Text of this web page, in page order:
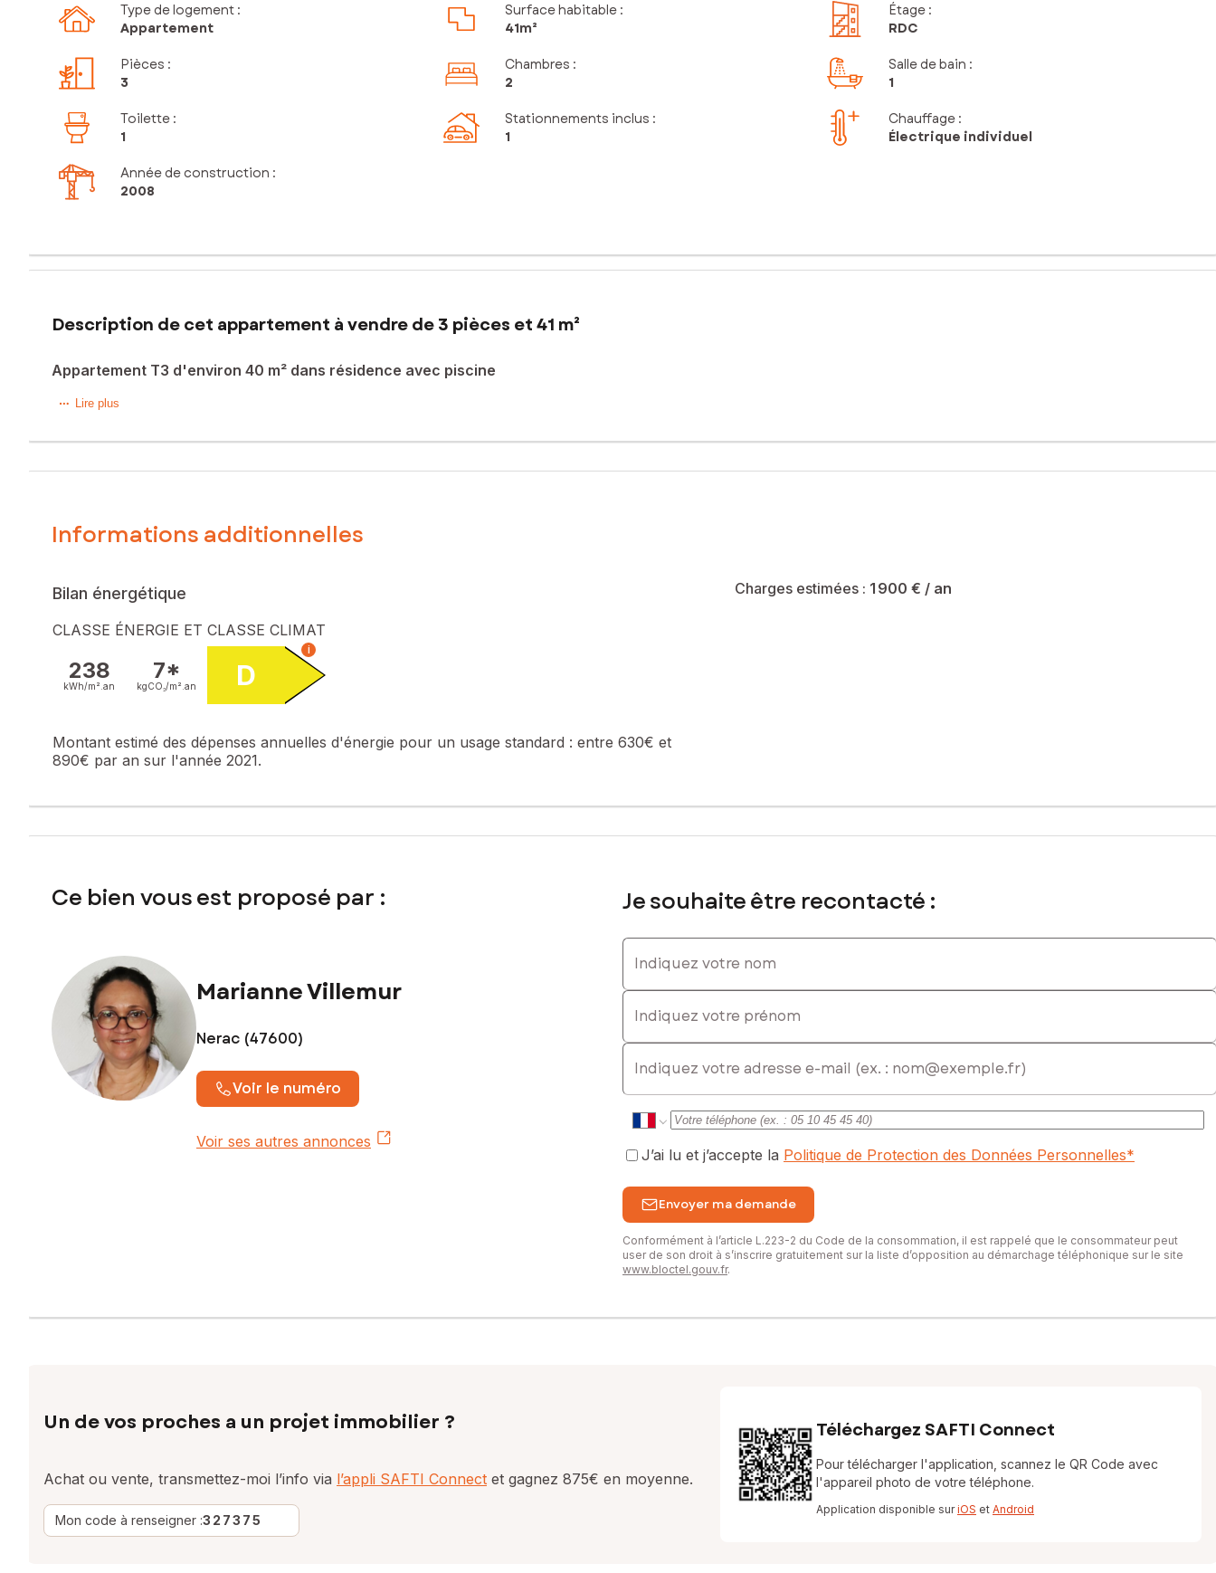
Type de logement :
Appartement
Surface habitable :
41m²
Étage :
RDC
Pièces :
3
Chambres :
2
Salle de bain :
1
Toilette :
1
Stationnements inclus :
1
Chauffage :
Électrique individuel
Année de construction :
2008
Description de cet appartement à vendre de 3 pièces et 41 m²
Appartement T3 d'environ 40 m² dans résidence avec piscine
À seulement 10 minutes de Nérac, découvrez ce lumineux appartement de type T3 d'environ 40 m² habitables, situé en rez-de-chaussée, au sein d’une résidence avec piscine.
Il se compose d’un séjour avec cuisine ouverte, de 2 chambres, d’une salle de bains, ainsi que de WC séparés. Vous profiterez également d’une agréable terrasse et d’un jardinet privatif.
Une place de parking complète ce bien.
pas l'objet d'une procédure citée à l'article L. 721-1 du code de la construction et de l'habitation).
Prix de vente : 60 000 €
Honoraires charge vendeur
Contactez votre conseiller SAFTI : Marianne VILLEMUR, Tél. : 0637231740, E-mail : marianne.villemur@safti.fr - EI - Agent commercial immatriculé au RSAC de Agen sous le numéro 991103524
Lire plus
Informations additionnelles
Bilan énergétique
CLASSE ÉNERGIE ET CLASSE CLIMAT
238
kWh/m². an
7*
kgCO₂/m². an D
i
Montant estimé des dépenses annuelles d'énergie pour un usage standard : entre 630€ et
890€ par an sur l'année 2021.
Charges estimées : 1 900 € / an
Ce bien vous est proposé par :
Marianne Villemur
Nerac (47600)
Voir le numéro
Voir ses autres annonces
Je souhaite être recontacté :
Indiquez votre nom
Indiquez votre prénom
E-mail
J’ai lu et j’accepte la Politique de Protection des Données Personnelles*
Envoyer ma demande
Conformément à l’article L.223-2 du Code de la consommation, il est rappelé que le consommateur peut
user de son droit à s’inscrire gratuitement sur la liste d’opposition au démarchage téléphonique sur le site
www.bloctel.gouv.fr.
Un de vos proches a un projet immobilier ?
Achat ou vente, transmettez-moi l’info via l’appli SAFTI Connect et gagnez 875€ en moyenne.
Mon code à renseigner :327375
Téléchargez SAFTI Connect
Pour télécharger l'application, scannez le QR Code avec
l'appareil photo de votre téléphone.
Application disponible suriOS et Android